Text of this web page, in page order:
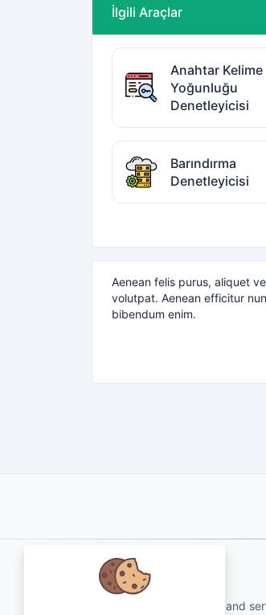
İlgili Araçlar
Anahtar Kelime
Yoğunluğu
Denetleyicisi
Barındırma
Denetleyicisi
Aenean felis purus, aliquet
volutpat. Aenean efficitur
bibendum enim.
About Us
qartvelo.com free online tools and